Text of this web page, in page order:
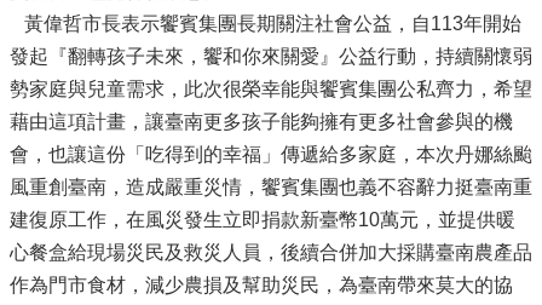
黃偉哲市長表示饗賓集團長期關注社會公益，自113年開始
發起『翻轉孩子未來，饗和你來關愛』公益行動，持續關懷弱
勢家庭與兒童需求，此次很榮幸能與饗賓集團公私齊力，希望
藉由這項計畫，讓臺南更多孩子能夠擁有更多社會參與的機
會，也讓這份「吃得到的幸福」傳遞給多家庭，本次丹娜絲颱
風重創臺南，造成嚴重災情，饗賓集團也義不容辭力挺臺南重
建復原工作，在風災發生立即捐款新臺幣10萬元，並提供暖
心餐盒給現場災民及救災人員，後續合併加大採購臺南農產品
作為門市食材，減少農損及幫助災民，為臺南帶來莫大的協